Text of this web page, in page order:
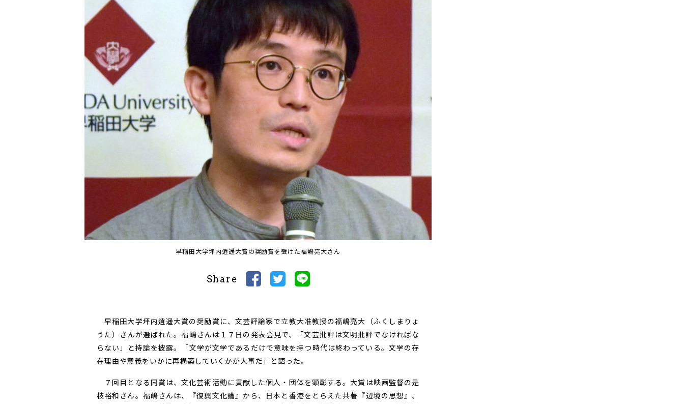
早稲田大学坪内逍遥大賞の奨励賞を受けた福嶋亮大さん
Share
早稲田大学坪内逍遥大賞の奨励賞に、文芸評論家で立教大准教授の福嶋亮大（ふくしまりょ
うた）さんが選ばれた。福嶋さんは１７日の発表会見で、「文芸批評は文明批評でなければな
らない」と持論を披露。「文学が文学であるだけで意味を持つ時代は終わっている。文学の存
在理由や意義をいかに再構築していくかが大事だ」と語った。
７回目となる同賞は、文化芸術活動に貢献した個人・団体を顕彰する。大賞は映画監督の是
枝裕和さん。福嶋さんは、『復興文化論』から、日本と香港をとらえた共著『辺境の思想』、